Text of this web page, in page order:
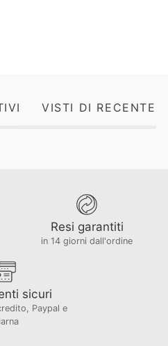
VISTI DI RECENTE
Resi garantiti
in 14 giorni dall'ordine
sicuri
Paypal e